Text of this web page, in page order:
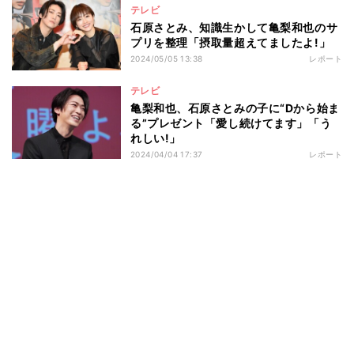
テレビ
石原さとみ、知識生かして亀梨和也のサ
プリを整理「摂取量超えてましたよ!」
2024/05/05 13:38 レポート
テレビ
亀梨和也、石原さとみの子に“Dから始ま
る”プレゼント「愛し続けてます」「う
れしい!」
2024/04/04 17:37 レポート